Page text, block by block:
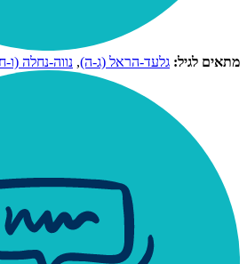
מתאים לגיל:גלעד-הראל (ג-ה), נווה-נחלה (ו-ח)